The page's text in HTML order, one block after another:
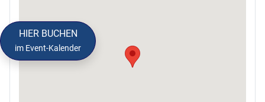
HIER BUCHEN
im Event-Kalender